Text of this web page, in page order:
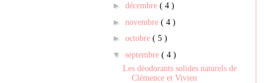
► décembre ( 4 )
► novembre ( 4 )
► octobre ( 5 )
▼ septembre ( 4 )
Les déodorants solides naturels de
Clémence et Vivien